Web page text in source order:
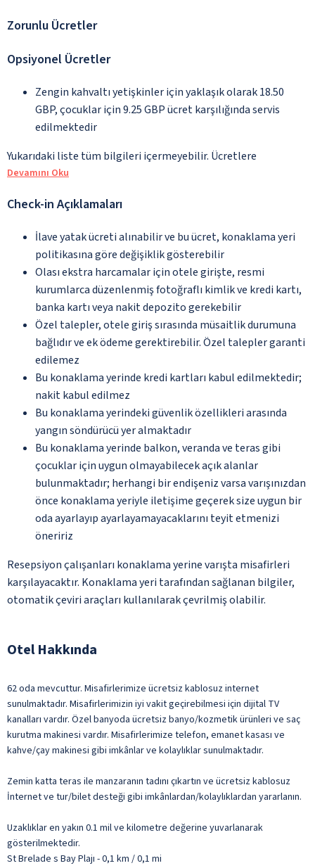
Zorunlu Ücretler
Opsiyonel Ücretler
Zengin kahvaltı yetişkinler için yaklaşık olarak 18.50
GBP, çocuklar için 9.25 GBP ücret karşılığında servis
edilmektedir
Yukarıdaki liste tüm bilgileri içermeyebilir. Ücretlere
Devamını Oku
Check-in Açıklamaları
İlave yatak ücreti alınabilir ve bu ücret, konaklama yeri
politikasına göre değişiklik gösterebilir
Olası ekstra harcamalar için otele girişte, resmi
kurumlarca düzenlenmiş fotoğraflı kimlik ve kredi kartı,
banka kartı veya nakit depozito gerekebilir
Özel talepler, otele giriş sırasında müsaitlik durumuna
bağlıdır ve ek ödeme gerektirebilir. Özel talepler garanti
edilemez
Bu konaklama yerinde kredi kartları kabul edilmektedir;
nakit kabul edilmez
Bu konaklama yerindeki güvenlik özellikleri arasında
yangın söndürücü yer almaktadır
Bu konaklama yerinde balkon, veranda ve teras gibi
çocuklar için uygun olmayabilecek açık alanlar
bulunmaktadır; herhangi bir endişeniz varsa varışınızdan
önce konaklama yeriyle iletişime geçerek size uygun bir
oda ayarlayıp ayarlayamayacaklarını teyit etmenizi
öneririz
Resepsiyon çalışanları konaklama yerine varışta misafirleri
karşılayacaktır. Konaklama yeri tarafından sağlanan bilgiler,
otomatik çeviri araçları kullanılarak çevrilmiş olabilir.
Otel Hakkında
62 oda mevcuttur. Misafirlerimize ücretsiz kablosuz internet
sunulmaktadır. Misafirlerimizin iyi vakit geçirebilmesi için dijital TV
kanalları vardır. Özel banyoda ücretsiz banyo/kozmetik ürünleri ve saç
kurutma makinesi vardır. Misafirlerimize telefon, emanet kasası ve
kahve/çay makinesi gibi imkânlar ve kolaylıklar sunulmaktadır.
Zemin katta teras ile manzaranın tadını çıkartın ve ücretsiz kablosuz
İnternet ve tur/bilet desteği gibi imkânlardan/kolaylıklardan yararlanın.
Uzaklıklar en yakın 0.1 mil ve kilometre değerine yuvarlanarak
gösterilmektedir.
St Brelade s Bay Plajı - 0,1 km / 0,1 mi